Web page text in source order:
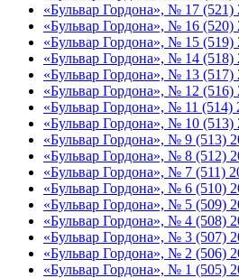
«Бульвар Гордона», № 17 (521)
«Бульвар Гордона», № 16 (520)
«Бульвар Гордона», № 15 (519)
«Бульвар Гордона», № 14 (518)
«Бульвар Гордона», № 13 (517)
«Бульвар Гордона», № 12 (516)
«Бульвар Гордона», № 11 (514)
«Бульвар Гордона», № 10 (513)
«Бульвар Гордона», № 9 (513)
«Бульвар Гордона», № 8 (512)
«Бульвар Гордона», № 7 (511)
«Бульвар Гордона», № 6 (510)
«Бульвар Гордона», № 5 (509)
«Бульвар Гордона», № 4 (508)
«Бульвар Гордона», № 3 (507)
«Бульвар Гордона», № 2 (506)
«Бульвар Гордона», № 1 (505)